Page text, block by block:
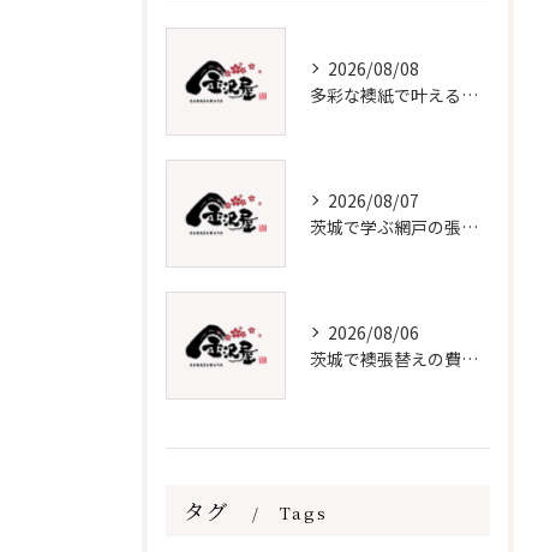
2026/08/08
多彩な襖紙で叶える理想の張替え術
2026/08/07
茨城で学ぶ網戸の張替えと保守法
2026/08/06
茨城で襖張替えの費用と時期を解説
タグ Tags